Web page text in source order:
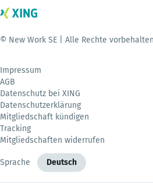
© New Work SE | Alle Rechte vorbehalten
Impressum
AGB
Datenschutz bei XING
Datenschutzerklärung
Mitgliedschaft kündigen
Tracking
Mitgliedschaften widerrufen
Sprache Deutsch